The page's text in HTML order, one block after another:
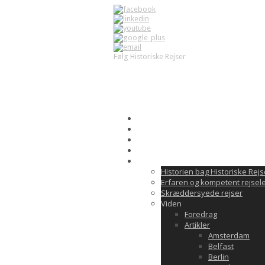
Følg Historiske Rejser
Historien bag Historiske
Erfaren og kompetent
Skræddersyede rejser
Viden
Foredrag
Artikler
Amsterdam
Belfast
Berlin